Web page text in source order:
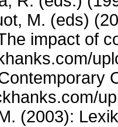
M. (eds)
impact of
(2003):